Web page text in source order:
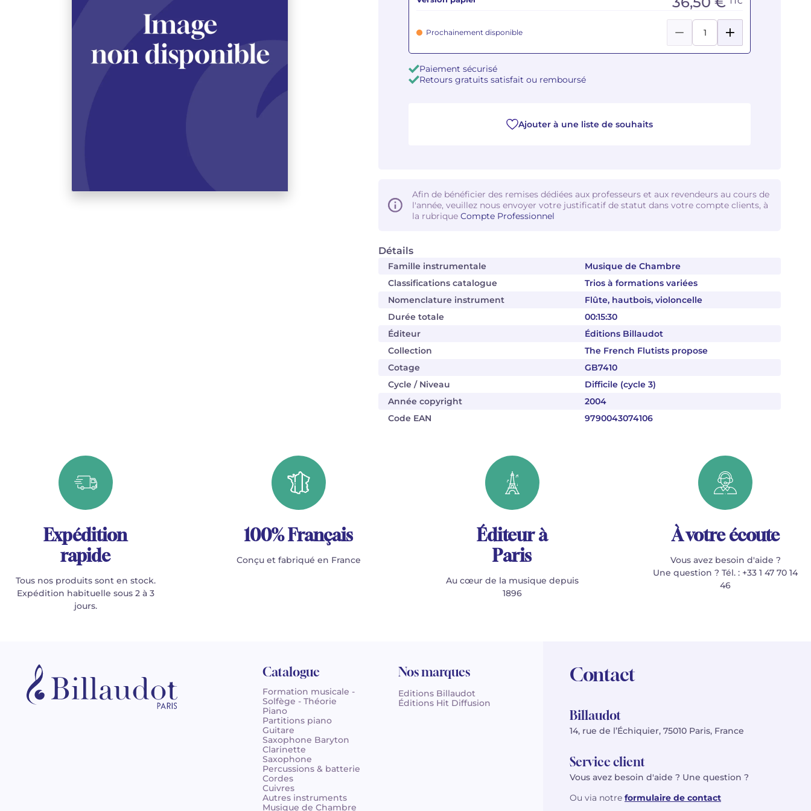
Détails
Famille instrumentale
Musique de Chambre
Classifications catalogue
Trios à formations variées
Nomenclature instrument
Flûte, hautbois, violoncelle
Durée totale
00:15:30
Éditeur
Éditions Billaudot
Collection
The French Flutists propose
Cotage
GB7410
Cycle / Niveau
Difficile (cycle 3)
Année copyright
2004
Code EAN
9790043074106
Prochainement disponible
Paiement sécurisé
Retours gratuits satisfait ou remboursé
Ajouter à une liste de souhaits
Afin de bénéficier des remises dédiées aux professeurs et aux revendeurs au cours de
l'année, veuillez nous envoyer votre justificatif de statut dans votre compte clients, à
la rubrique Compte Professionnel
Expédition
rapide
Tous nos produits sont en stock.
Expédition habituelle sous 2 à 3
jours.
100% Français
Conçu et fabriqué en France
Éditeur à
Paris
Au cœur de la musique depuis
1896
À votre écoute
Vous avez besoin d'aide ?
Une question ? Tél. : +33 1 47 70 14
46
Catalogue
Formation musicale -
Solfège - Théorie
Piano
Partitions piano
Guitare
Saxophone Baryton
Clarinette
Saxophone
Percussions & batterie
Cordes
Cuivres
Autres instruments
Musique de Chambre
Nos marques
Editions Billaudot
Éditions Hit Diffusion
Contact
Billaudot
14, rue de l’Échiquier, 75010 Paris, France
Service client
Vous avez besoin d'aide ? Une question ?
Ou via notre formulaire de contact